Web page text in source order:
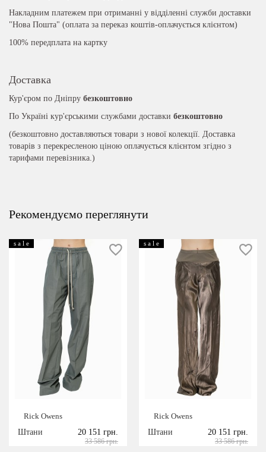
Накладним платежем при отриманні у відділенні служби доставки
"Нова Пошта" (оплата за переказ коштів-оплачується клієнтом)
100% передплата на картку
Доставка
Кур'єром по Дніпру безкоштовно
По Україні кур'єрськими службами доставки безкоштовно
(безкоштовно доставляються товари з нової колекції. Доставка
товарів з перекресленою ціною оплачується клієнтом згідно з
тарифами перевізника.)
Рекомендуємо переглянути
s a l e
Rick Owens
Штани
20 151 грн.
33 586 грн.
s a l e
Rick Owens
Штани
20 151 грн.
33 586 грн.